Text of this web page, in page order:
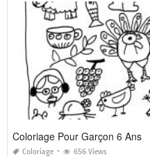
Coloriage Pour Garçon 6 Ans
Coloriage 656 Views